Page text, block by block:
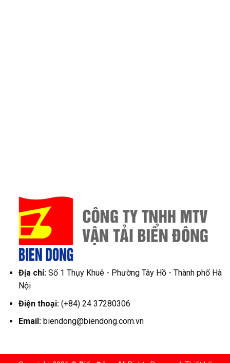
Địa chỉ:Số 1 Thụy Khuê - Phường Tây Hồ - Thành phố Hà
Nội
Điện thoại:(+84) 24 37280306
Email:biendong@biendong.com.vn